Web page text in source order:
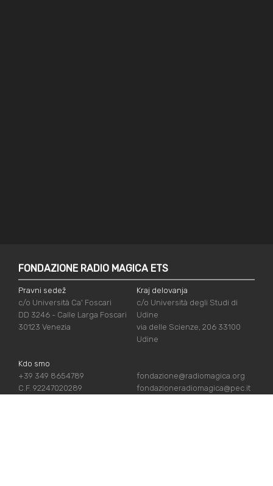
FONDAZIONE RADIO MAGICA ETS
Pravni sedež
c/o Università Ca' Foscari
DD 3246 - Calle Larga Foscari
30123 Venezia
Kraj delovanja
c/o Università degli Studi di
Udine
via delle Scienze, 206 33100
Udine
Kdo smo
+39 349 8654789
C.F. 92247020289
fondazione@radiomagica.org
fondazioneradiomagica@pec.it